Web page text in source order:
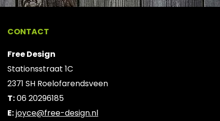
CONTACT
Free Design
Stationsstraat 1C
2371 SH Roelofarendsveen
T:06 20296185
E:joyce@free-design.nl